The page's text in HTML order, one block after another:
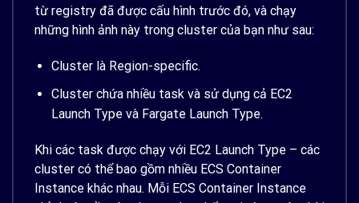
từ registry đã được cấu hình trước đó, và chạy
những hình ảnh này trong cluster của bạn như sau:
Cluster là Region-specific.
Cluster chứa nhiều task và sử dụng cả EC2
Launch Type và Fargate Launch Type.
Khi các task được chạy với EC2 Launch Type – các
cluster có thể bao gồm nhiều ECS Container
Instance khác nhau. Mỗi ECS Container Instance